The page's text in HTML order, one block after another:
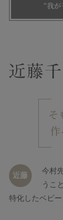
“我
そ
近藤
今村
うこ
特化したベビ